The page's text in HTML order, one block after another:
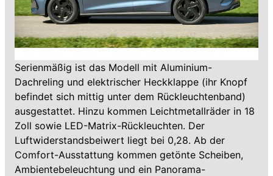
Serienmäßig ist das Modell mit Aluminium-
Dachreling und elektrischer Heckklappe (ihr Knopf
befindet sich mittig unter dem Rückleuchtenband)
ausgestattet. Hinzu kommen Leichtmetallräder in 18
Zoll sowie LED-Matrix-Rückleuchten. Der
Luftwiderstandsbeiwert liegt bei 0,28. Ab der
Comfort-Ausstattung kommen getönte Scheiben,
Ambientebeleuchtung und ein Panorama-